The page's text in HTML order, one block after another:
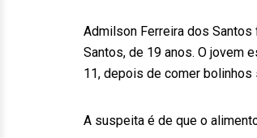
Admilson Ferreira dos
Santos, de 19 anos. O jovem
11, depois de comer
A suspeita é de que o